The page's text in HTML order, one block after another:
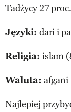
Tadżycy 27
Języki: dari i
Religia: islam
Waluta: afgani
Najlepiej